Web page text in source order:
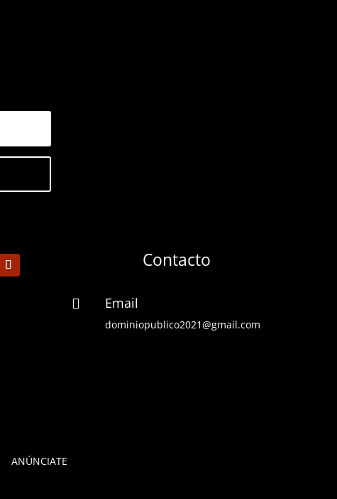
Contacto
 Email
dominiopublico2021@gmail.com
ANÚNCIATE